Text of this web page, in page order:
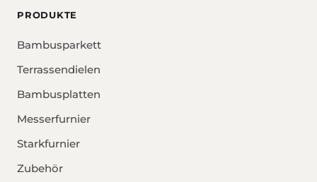
PRODUKTE
Bambusparkett
Terrassendielen
Bambusplatten
Messerfurnier
Starkfurnier
Zubehör